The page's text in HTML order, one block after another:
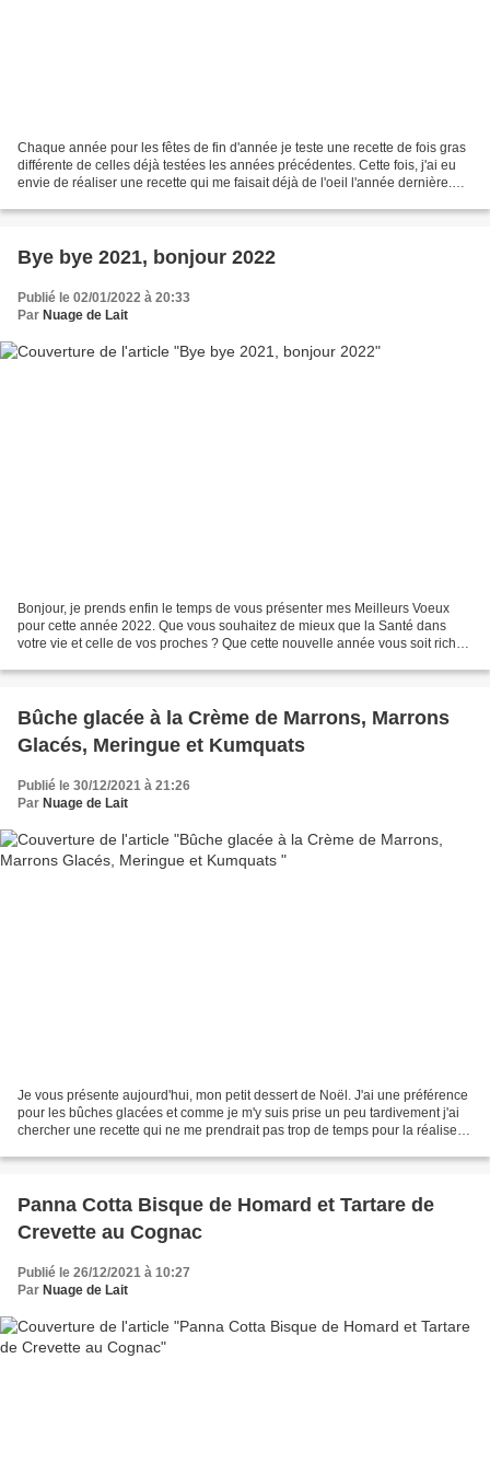
Chaque année pour les fêtes de fin d'année je teste une recette de fois gras
différente de celles déjà testées les années précédentes. Cette fois, j'ai eu
envie de réaliser une recette qui me faisait déjà de l'oeil l'année dernière.
Bye bye 2021, bonjour 2022
Publié le 02/01/2022 à 20:33
Par Nuage de Lait
Bonjour, je prends enfin le temps de vous présenter mes Meilleurs Voeux
pour cette année 2022. Que vous souhaitez de mieux que la Santé dans
votre vie et celle de vos proches ? Que cette nouvelle année vous soit riche
Bûche glacée à la Crème de Marrons, Marrons
Glacés, Meringue et Kumquats
Publié le 30/12/2021 à 21:26
Par Nuage de Lait
Je vous présente aujourd'hui, mon petit dessert de Noël. J'ai une préférence
pour les bûches glacées et comme je m'y suis prise un peu tardivement j'ai
chercher une recette qui ne me prendrait pas trop de temps pour la réaliser
Panna Cotta Bisque de Homard et Tartare de
Crevette au Cognac
Publié le 26/12/2021 à 10:27
Par Nuage de Lait